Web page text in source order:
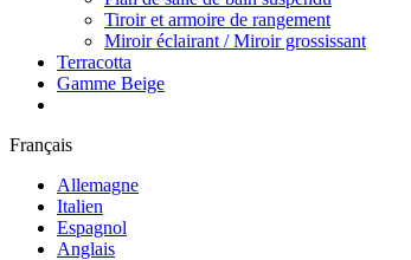
Tiroir et armoire de rangement
Miroir éclairant / Miroir grossissant
Terracotta
Gamme Beige
Français
Allemagne
Italien
Espagnol
Anglais